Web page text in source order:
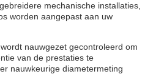
mechanische installaties,
worden aangepast aan uw
nauwgezet gecontroleerd om
van de prestaties te
nauwkeurige diametermeting